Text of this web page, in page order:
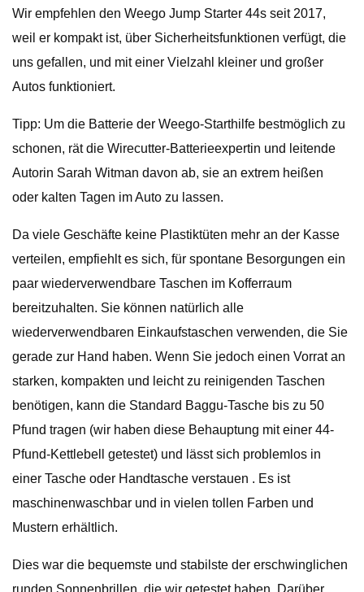
Wir empfehlen den Weego Jump Starter 44s seit 2017,
weil er kompakt ist, über Sicherheitsfunktionen verfügt, die
uns gefallen, und mit einer Vielzahl kleiner und großer
Autos funktioniert.
Tipp: Um die Batterie der Weego-Starthilfe bestmöglich zu
schonen, rät die Wirecutter-Batterieexpertin und leitende
Autorin Sarah Witman davon ab, sie an extrem heißen
oder kalten Tagen im Auto zu lassen.
Da viele Geschäfte keine Plastiktüten mehr an der Kasse
verteilen, empfiehlt es sich, für spontane Besorgungen ein
paar wiederverwendbare Taschen im Kofferraum
bereitzuhalten. Sie können natürlich alle
wiederverwendbaren Einkaufstaschen verwenden, die Sie
gerade zur Hand haben. Wenn Sie jedoch einen Vorrat an
starken, kompakten und leicht zu reinigenden Taschen
benötigen, kann die Standard Baggu-Tasche bis zu 50
Pfund tragen (wir haben diese Behauptung mit einer 44-
Pfund-Kettlebell getestet) und lässt sich problemlos in
einer Tasche oder Handtasche verstauen . Es ist
maschinenwaschbar und in vielen tollen Farben und
Mustern erhältlich.
Dies war die bequemste und stabilste der erschwinglichen
runden Sonnenbrillen, die wir getestet haben. Darüber